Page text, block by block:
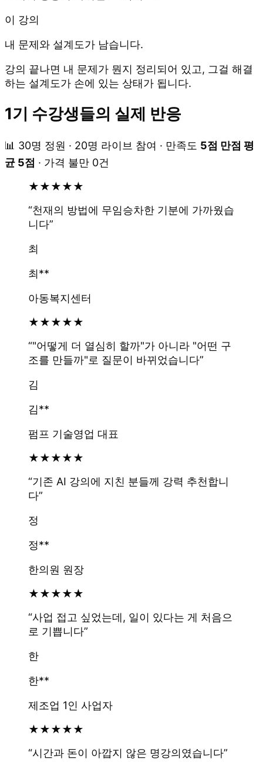
이 강의
내 문제와 설계도가 남습니다.
강의 끝나면 내 문제가 뭔지 정리되어 있고, 그걸 해결
하는 설계도가 손에 있는 상태가 됩니다.
1기 수강생들의 실제 반응
📊 30명 정원 · 20명 라이브 참여 · 만족도 5점 만점 평
균 5점 · 가격 불만 0건
★★★★★
“천재의 방법에 무임승차한 기분에 가까웠습
니다”
최
최**
아동복지센터
★★★★★
“"어떻게 더 열심히 할까"가 아니라 "어떤 구
조를 만들까"로 질문이 바뀌었습니다”
김
김**
펌프 기술영업 대표
★★★★★
“기존 AI 강의에 지친 분들께 강력 추천합니
다”
정
정**
한의원 원장
★★★★★
“사업 접고 싶었는데, 일이 있다는 게 처음으
로 기쁩니다”
한
한**
제조업 1인 사업자
★★★★★
“시간과 돈이 아깝지 않은 명강의였습니다”